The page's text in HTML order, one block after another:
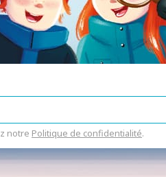
notre Politique de confidentialité.